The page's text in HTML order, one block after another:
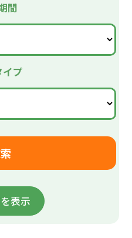
もわくわくパーク 足湯
泉もある自然学習村
指定重要文化財)
英彦山大権現社
葉を眺めながら入浴
古墳であり国の特別史跡
間
プ
表示